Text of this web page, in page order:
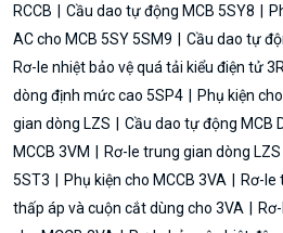
RCCB
Cầu dao tự động MCB 5SY8
AC cho MCB 5SY 5SM9
Cầu dao tự
Rơ-le nhiệt bảo vệ quá tải kiểu điện tử
dòng định mức cao 5SP4
Phụ kiện
gian dòng LZS
Cầu dao tự động MCB
MCCB 3VM
Rơ-le trung gian dòng LZS
5ST3
Phụ kiện cho MCCB 3VA Rơ-le
thấp áp và cuộn cắt dùng cho 3VA